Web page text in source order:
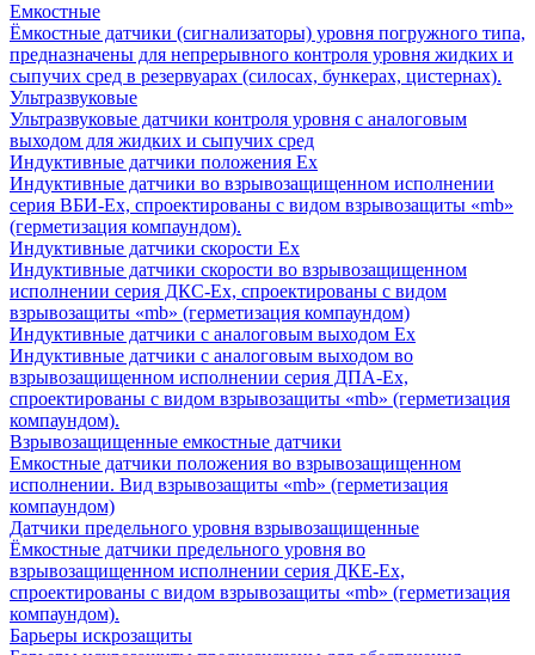
Емкостные
Ёмкостные датчики (сигнализаторы) уровня погружного типа,
предназначены для непрерывного контроля уровня жидких и
сыпучих сред в резервуарах (силосах, бункерах, цистернах).
Ультразвуковые
Ультразвуковые датчики контроля уровня с аналоговым
выходом для жидких и сыпучих сред
Индуктивные датчики положения Ех
Индуктивные датчики во взрывозащищенном исполнении
серия ВБИ-Ех, спроектированы с видом взрывозащиты «mb»
(герметизация компаундом).
Индуктивные датчики скорости Ех
Индуктивные датчики скорости во взрывозащищенном
исполнении серия ДКС-Ех, спроектированы с видом
взрывозащиты «mb» (герметизация компаундом)
Индуктивные датчики с аналоговым выходом Ех
Индуктивные датчики с аналоговым выходом во
взрывозащищенном исполнении серия ДПА-Ех,
спроектированы с видом взрывозащиты «mb» (герметизация
компаундом).
Взрывозащищенные емкостные датчики
Емкостные датчики положения во взрывозащищенном
исполнении. Вид взрывозащиты «mb» (герметизация
компаундом)
Датчики предельного уровня взрывозащищенные
Ёмкостные датчики предельного уровня во
взрывозащищенном исполнении серия ДКЕ-Ех,
спроектированы с видом взрывозащиты «mb» (герметизация
компаундом).
Барьеры искрозащиты